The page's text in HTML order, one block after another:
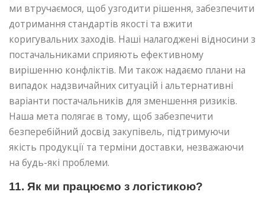
ми втручаємося, щоб узгодити рішення, забезпечити
дотримання стандартів якості та вжити
коригувальних заходів. Наші налагоджені відносини з
постачальниками сприяють ефективному
вирішенню конфліктів. Ми також надаємо плани на
випадок надзвичайних ситуацій і альтернативні
варіанти постачальників для зменшення ризиків.
Наша мета полягає в тому, щоб забезпечити
безперебійний досвід закупівель, підтримуючи
якість продукції та терміни доставки, незважаючи
на будь-які проблеми.
11. Як ми працюємо з логістикою?